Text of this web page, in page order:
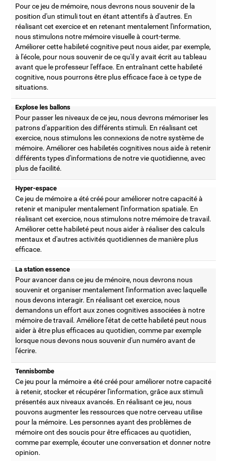
Pour ce jeu de mémoire, nous devrons nous souvenir de la
position d'un stimuli tout en étant attentifs à d'autres. En
réalisant cet exercice et en retenant mentalement l'information,
nous stimulons notre mémoire visuelle à court-terme.
Améliorer cette habileté cognitive peut nous aider, par exemple,
à l'école, pour nous souvenir de ce qu'il y avait écrit au tableau
avant que le professeur l'efface. En entraînant cette habileté
cognitive, nous pourrons être plus efficace face à ce type de
situations.
Explose les ballons
Pour passer les niveaux de ce jeu, nous devrons mémoriser les
patrons d'apparition des différents stimuli. En réalisant cet
exercice, nous stimulons les connexions de notre système de
mémoire. Améliorer ces habiletés cognitives nous aide à retenir
différents types d'informations de notre vie quotidienne, avec
plus de facilité.
Hyper-espace
Ce jeu de mémoire a été créé pour améliorer notre capacité à
retenir et manipuler mentalement l'information spatiale. En
réalisant cet exercice, nous stimulons notre mémoire de travail.
Améliorer cette habileté peut nous aider à réaliser des calculs
mentaux et d'autres activités quotidiennes de manière plus
efficace.
La station essence
Pour avancer dans ce jeu de ménoire, nous devrons nous
souvenir et organiser mentalement l'information avec laquelle
nous devons interagir. En réalisant cet exercice, nous
demandons un effort aux zones cognitives associées à notre
mémoire de travail. Améliore l'état de cette habileté peut nous
aider à être plus efficaces au quotidien, comme par exemple
lorsque nous devons nous souvenir d'un numéro avant de
l'écrire.
Tennisbombe
Ce jeu pour la mémoire a été créé pour améliorer notre capacité
à retenir, stocker et récupérer l'information, grâce aux stimuli
présentés aux niveaux avancés. En réalisant ce jeu, nous
pouvons augmenter les ressources que notre cerveau utilise
pour la mémoire. Les personnes ayant des problèmes de
mémoire ont des soucis pour être efficaces au quotidien,
comme par exemple, écouter une conversation et donner notre
opinion.